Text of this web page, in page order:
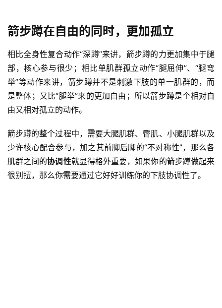
箭步蹲在自由的同时，更加孤立
相比全身性复合动作“深蹲”来讲，箭步蹲的力更加集中于腿
部，核心参与很少；相比单肌群孤立动作“腿屈伸”、“腿弯
举”等动作来讲，箭步蹲并不是刺激下肢的单一肌群的，而
是整体；又比“腿举”来的更加自由；所以箭步蹲是个相对自
由又相对孤立的动作。
箭步蹲的整个过程中，需要大腿肌群、臀肌、小腿肌群以及
少许核心配合参与，加之其前脚后脚的“不对称性”，那么各
肌群之间的协调性就显得格外重要，如果你的箭步蹲做起来
很别扭，那么你需要通过它好好训练你的下肢协调性了。